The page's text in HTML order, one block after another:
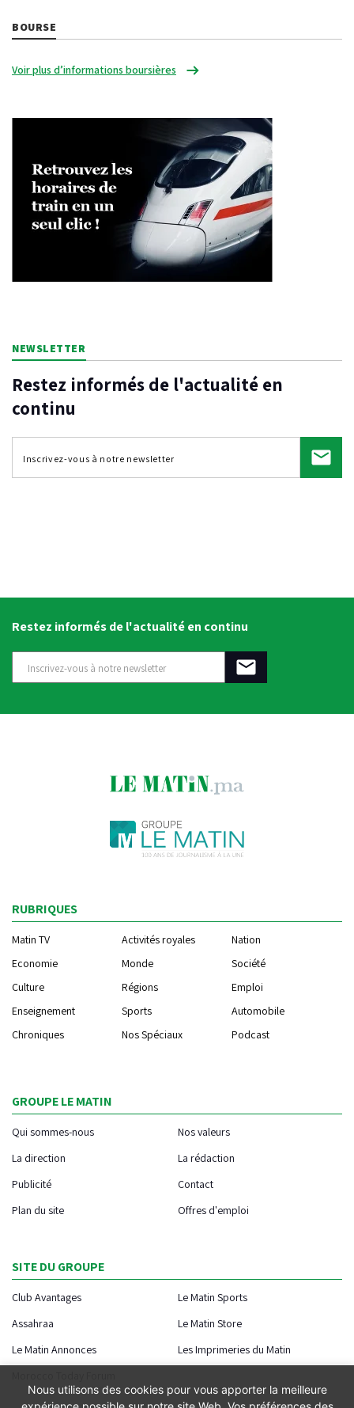
BOURSE
Voir plus d’informations boursières
NEWSLETTER
Restez informés de l'actualité en
continu
Restez informés de l'actualité en continu
RUBRIQUES
Matin TV Activités royales
Nation
Economie
Monde
Société
Culture
Régions
Emploi
Enseignement
Sports
Automobile
Chroniques
Nos Spéciaux Podcast
GROUPE LE MATIN
Qui sommes-nous
Nos valeurs
La direction
La rédaction
Publicité
Contact
Plan du site
Offres d'emploi
SITE DU GROUPE
Club Avantages
Le Matin Sports
Assahraa
Le Matin Store
Le Matin Annonces
Les Imprimeries du Matin
Nous utilisons des cookies pour vous apporter la meilleure